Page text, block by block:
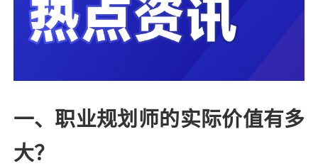
一、职业规划师的实际价值有多
大？